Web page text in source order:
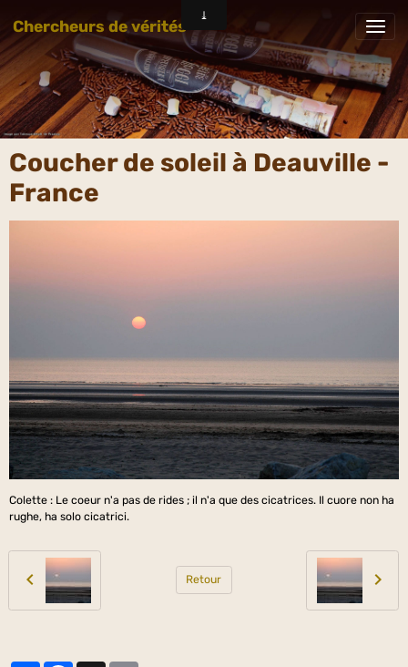
Chercheurs de vérités
Coucher de soleil à Deauville -
France
Colette : Le coeur n'a pas de rides ; il n'a que des cicatrices. Il cuore non ha
rughe, ha solo cicatrici.
Retour